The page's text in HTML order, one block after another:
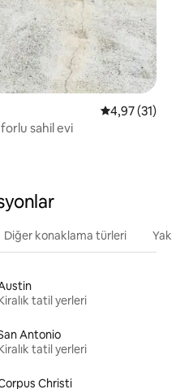
5 üzerinden
4,97 (31)
sahil evi
Diğer konaklama türleri
tatil yerleri
Antonio
tatil yerleri
Christi